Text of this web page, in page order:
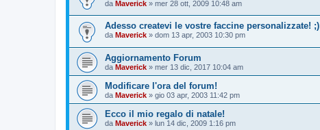
da Maverick » mer 28 ott, 2009 10:48 am
Adesso createvi le vostre faccine personalizzate! ;)
da Maverick » dom 13 apr, 2003 10:30 pm
Aggiornamento Forum
da Maverick » mer 13 dic, 2017 10:04 am
Modificare l'ora del forum!
da Maverick » gio 03 apr, 2003 11:42 pm
Ecco il mio regalo di natale!
da Maverick » lun 14 dic, 2009 1:16 pm